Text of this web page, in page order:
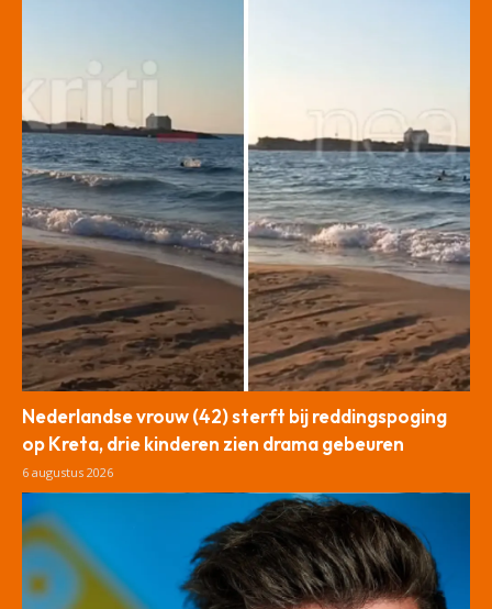
Nederlandse vrouw (42) sterft bij reddingspoging
op Kreta, drie kinderen zien drama gebeuren
6 augustus 2026